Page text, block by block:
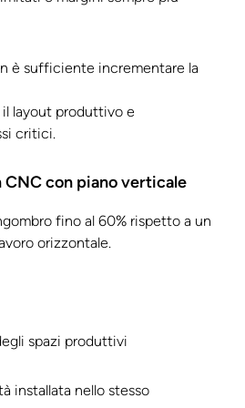
è sufficiente incrementare la
il layout produttivo e
critici.
CNC con piano verticale
fino al 60% rispetto a un
orizzontale.
spazi produttivi
installata nello stesso